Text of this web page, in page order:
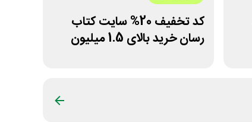
کد تخفیف 20% سایت کتاب
رسان خرید بالای 1.5 میلیون